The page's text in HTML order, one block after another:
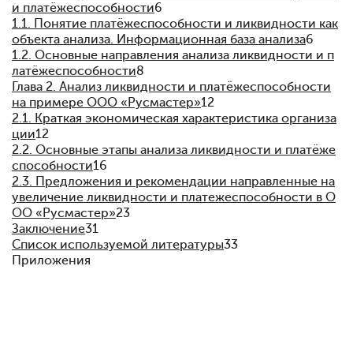
и платёжеспособности6
1.1. Понятие платёжеспособности и ликвидности как
объекта анализа. Информационная база анализа6
1.2. Основные направления анализа ликвидности и п
латёжеспособности8
Глава 2. Анализ ликвидности и платёжеспособности
на примере ООО «Русмастер»12
2.1. Краткая экономическая характеристика организа
ции12
2.2. Основные этапы анализа ликвидности и платёже
способности16
2.3. Предложения и рекомендации направленные на
увеличение ликвидности и платежеспособности в О
ОО «Русмастер»23
Заключение31
Список используемой литературы33
Приложения